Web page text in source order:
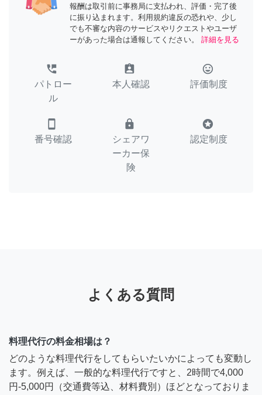
報酬は取引前に事務局に支払われ、評価・完了後
に振り込まれます。利用規約違反の恐れや、少し
でも不審な内容のサービスやリクエストやユーザ
ーがあった場合は通報してください。
詳細を見る
perm_phone_msg
パトロー
ル
assignment_ind
本人確認
tag_faces
評価制度
smartphone
番号確認
lock
シェアワ
ーカー保
険
stars
認定制度
よくある質問
料理代行の料金相場は？
どのような料理代行をしてもらいたいかによっても変動し
ます。例えば、一般的な料理代行ですと、2時間で4,000
円-5,000円（交通費等込、材料費別）ほどとなっておりま